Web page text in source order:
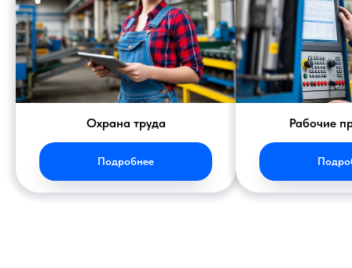
Охрана труда
Подробнее
Рабочие